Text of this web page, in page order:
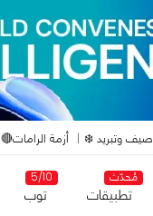
صيف وتبريد ❄️ أزمة الرامات🔴
مُحدّث
تطبيقات
5/10
توب